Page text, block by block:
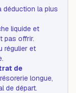
déduction la plus
liquide et
pas offrir.
régulier et
de
longue,
de départ.